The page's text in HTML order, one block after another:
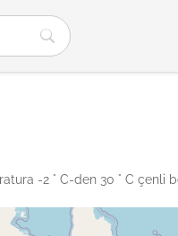
-2 ° C-den 30 ° C çenli